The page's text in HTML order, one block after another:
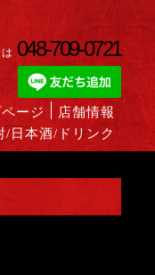
048-709-0721
店舗情報
ージ
/日本酒/ドリンク